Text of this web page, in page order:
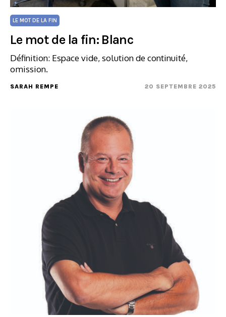
LE MOT DE LA FIN
Le mot de la fin: Blanc
Définition: Espace vide, solution de continuité,
omission.
SARAH REMPE 20 SEPTEMBRE 2025